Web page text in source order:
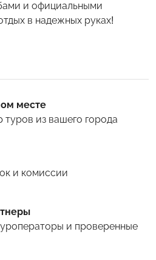
и официальными
в надежных руках!
месте
туров из вашего города
и комиссии
и проверенные